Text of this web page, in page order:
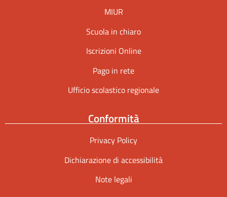
MIUR
Scuola in chiaro
Iscrizioni Online
Pago in rete
Ufficio scolastico regionale
Conformità
Privacy Policy
Dichiarazione di accessibilità
Note legali